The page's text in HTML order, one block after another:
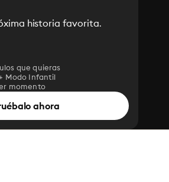
historia favorita.
que quieras
Modo Infantil
momento
ahora